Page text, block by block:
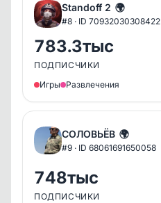
Standoff 2 🌍
#8 · ID 70932030308422
783.3тыс
ПОДПИСЧИКИ
Игры
Развлечения
СОЛОВЬЁВ 🌍
#9 · ID 68061691650058
748тыс
ПОДПИСЧИКИ